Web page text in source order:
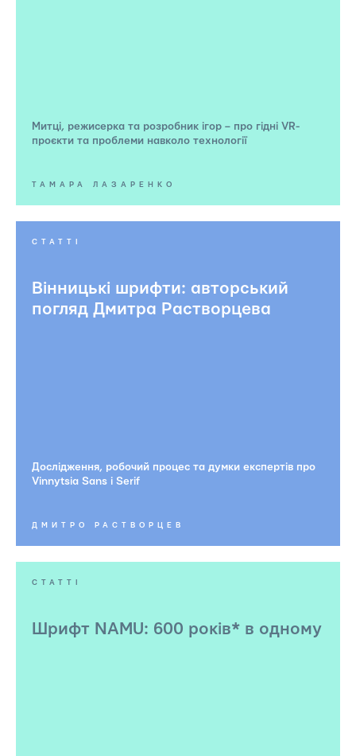
Митці, режисерка та розробник ігор – про гідні VR-
проєкти та проблеми навколо технології
ТАМАРА ЛАЗАРЕНКО
СТАТТІ
Вінницькі шрифти: авторський
погляд Дмитра Растворцева
Дослідження, робочий процес та думки експертів про
Vinnytsia Sans i Serif
ДМИТРО РАСТВОРЦЕВ
СТАТТІ
Шрифт NAMU: 600 років* в одному